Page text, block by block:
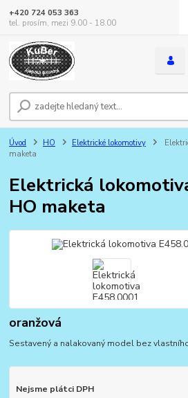
+420 724 053 363
tel. prosím, mezi 9.00 - 18.00
Úvod HO Elektrické lokomotivy
maketa
Elektrická
HO maketa
oranžová
Sestavený a nalakovaný model bez
Nejsme plátci DPH